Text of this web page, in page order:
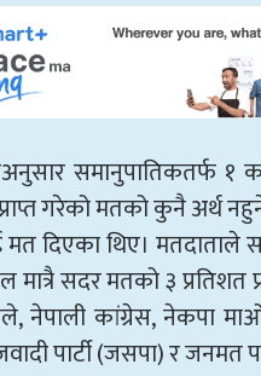
समानुपातिकतर्फ
गरेको मतको कुनै अर्थ
मत दिएका थिए।
सदर मतको ३
कांग्रेस, नेकपा माओवादी
पार्टी (जसपा) र जनमत